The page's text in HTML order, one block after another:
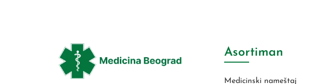
Asortiman
Medicinski nameštaj